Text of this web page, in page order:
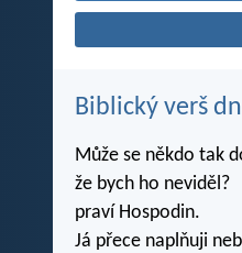
Biblický verš
Může se někdo tak
že bych ho neviděl?
praví Hospodin.
Já přece naplňuji